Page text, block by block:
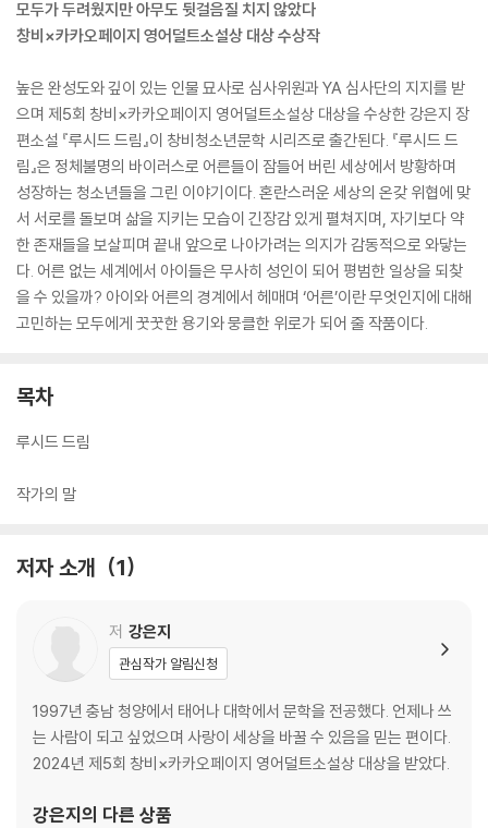
모두가 두려웠지만 아무도 뒷걸음질 치지 않았다
창비×카카오페이지 영어덜트소설상 대상 수상작
높은 완성도와 깊이 있는 인물 묘사로 심사위원과 YA 심사단의 지지를 받
으며 제5회 창비×카카오페이지 영어덜트소설상 대상을 수상한 강은지 장
편소설 『루시드 드림』이 창비청소년문학 시리즈로 출간된다. 『루시드 드
림』은 정체불명의 바이러스로 어른들이 잠들어 버린 세상에서 방황하며
성장하는 청소년들을 그린 이야기이다. 혼란스러운 세상의 온갖 위협에 맞
서 서로를 돌보며 삶을 지키는 모습이 긴장감 있게 펼쳐지며, 자기보다 약
한 존재들을 보살피며 끝내 앞으로 나아가려는 의지가 감동적으로 와닿는
다. 어른 없는 세계에서 아이들은 무사히 성인이 되어 평범한 일상을 되찾
을 수 있을까? 아이와 어른의 경계에서 헤매며 ‘어른’이란 무엇인지에 대해
고민하는 모두에게 꿋꿋한 용기와 뭉클한 위로가 되어 줄 작품이다.
목차
루시드 드림
작가의 말
저자 소개 1
저 강은지
관심작가 알림신청
1997년 충남 청양에서 태어나 대학에서 문학을 전공했다. 언제나 쓰
는 사람이 되고 싶었으며 사랑이 세상을 바꿀 수 있음을 믿는 편이다.
2024년 제5회 창비×카카오페이지 영어덜트소설상 대상을 받았다.
강은지의 다른 상품